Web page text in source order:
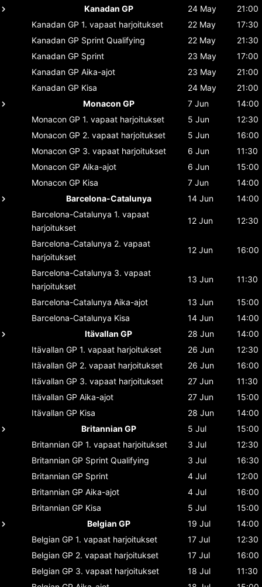
Kanadan GP
24 May
21:00
Kanadan GP 1. vapaat harjoitukset 22 May
17:30
Kanadan GP Sprint Qualifying 22 May
21:30
Kanadan GP Sprint 23 May
17:00
Kanadan GP Aika-ajot 23 May
21:00
Kanadan GP Kisa 24 May
21:00
Monacon GP
7 Jun
14:00
Monacon GP 1. vapaat harjoitukset 5 Jun
12:30
Monacon GP 2. vapaat harjoitukset 5 Jun
16:00
Monacon GP 3. vapaat harjoitukset 6 Jun
11:30
Monacon GP Aika-ajot 6 Jun
15:00
Monacon GP Kisa 7 Jun
14:00
Barcelona-Catalunya
14 Jun
14:00
Barcelona-Catalunya 1. vapaat
harjoitukset
12 Jun 12:30
Barcelona-Catalunya 2. vapaat
harjoitukset
12 Jun 16:00
Barcelona-Catalunya 3. vapaat
harjoitukset
13 Jun 11:30
Barcelona-Catalunya Aika-ajot 13 Jun
15:00
Barcelona-Catalunya Kisa 14 Jun
14:00
Itävallan GP
28 Jun
14:00
Itävallan GP 1. vapaat harjoitukset 26 Jun
12:30
Itävallan GP 2. vapaat harjoitukset 26 Jun
16:00
Itävallan GP 3. vapaat harjoitukset 27 Jun
11:30
Itävallan GP Aika-ajot 27 Jun
15:00
Itävallan GP Kisa 28 Jun
14:00
Britannian GP
5 Jul
15:00
Britannian GP 1. vapaat harjoitukset 3 Jul
12:30
Britannian GP Sprint Qualifying 3 Jul
16:30
Britannian GP Sprint 4 Jul
12:00
Britannian GP Aika-ajot 4 Jul
16:00
Britannian GP Kisa 5 Jul
15:00
Belgian GP
19 Jul
14:00
Belgian GP 1. vapaat harjoitukset 17 Jul
12:30
Belgian GP 2. vapaat harjoitukset 17 Jul
16:00
Belgian GP 3. vapaat harjoitukset 18 Jul
11:30